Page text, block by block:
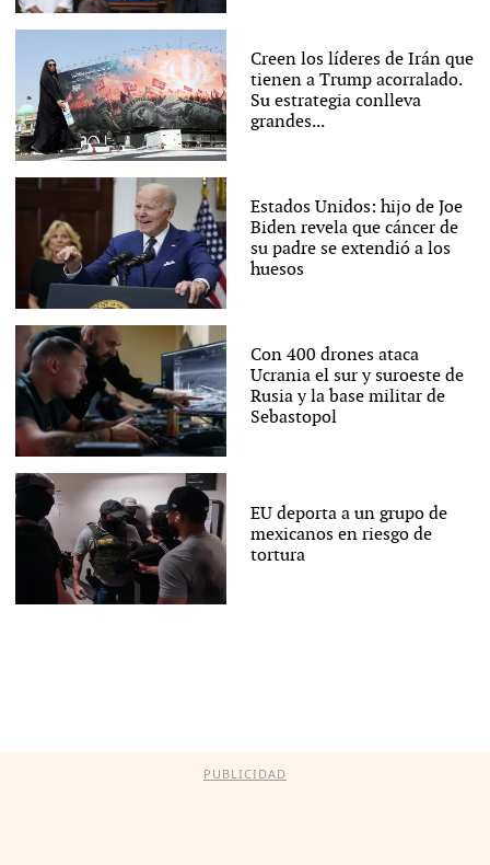
Creen los líderes de Irán que
tienen a Trump acorralado.
Su estrategia conlleva
grandes...
Estados Unidos: hijo de Joe
Biden revela que cáncer de
su padre se extendió a los
huesos
Con 400 drones ataca
Ucrania el sur y suroeste de
Rusia y la base militar de
Sebastopol
EU deporta a un grupo de
mexicanos en riesgo de
tortura
PUBLICIDAD